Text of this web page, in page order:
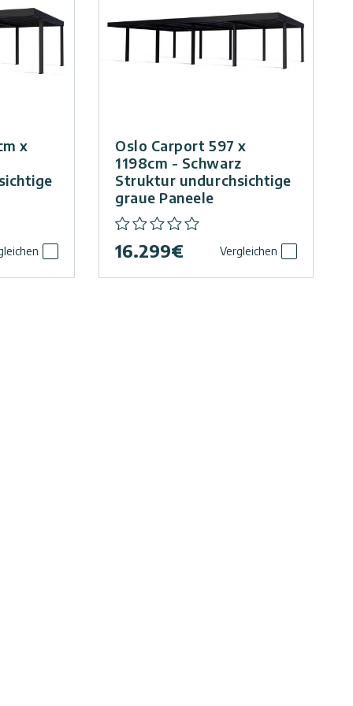
x
Oslo Carport 597 x
1198cm - Schwarz
Struktur undurchsichtige
graue Paneele
16.299€ Vergleichen